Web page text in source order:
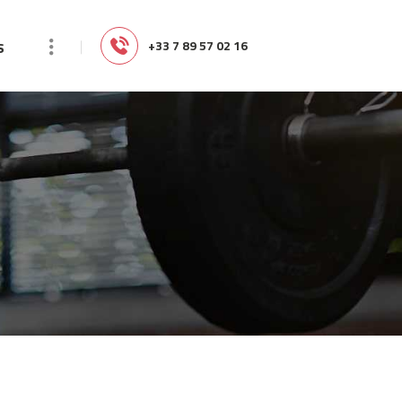
‭+33 7 89 57 02 16‬